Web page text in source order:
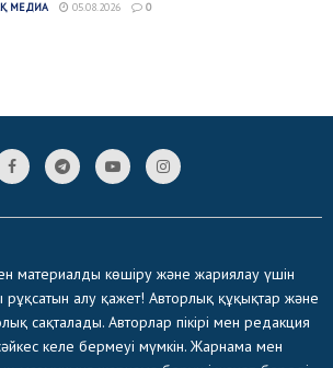
МЕДИА 05.08.2026 0
материалды көшіру және жариялау үшін
алу қажет! Авторлық құқықтар және
сақталады. Авторлар пікірі мен редакция
келе бермеуі мүмкін. Жарнама мен